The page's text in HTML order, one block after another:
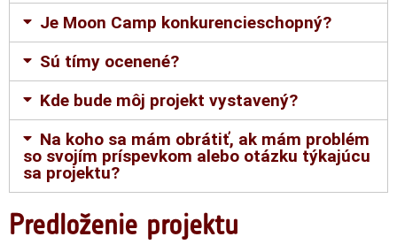
Je Moon Camp konkurencieschopný?
Sú tímy ocenené?
Kde bude môj projekt vystavený?
Na koho sa mám obrátiť, ak mám problém
so svojím príspevkom alebo otázku týkajúcu
sa projektu?
Predloženie projektu